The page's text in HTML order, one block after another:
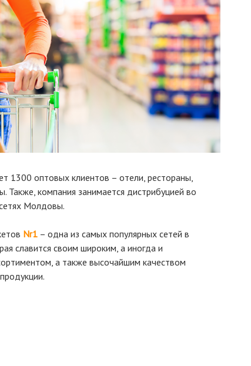
1300 оптовых клиентов – отели, рестораны,
Также, компания занимается дистрибуцией во
Молдовы.
Nr1 – одна из самых популярных сетей в
славится своим широким, а иногда и
а также высочайшим качеством